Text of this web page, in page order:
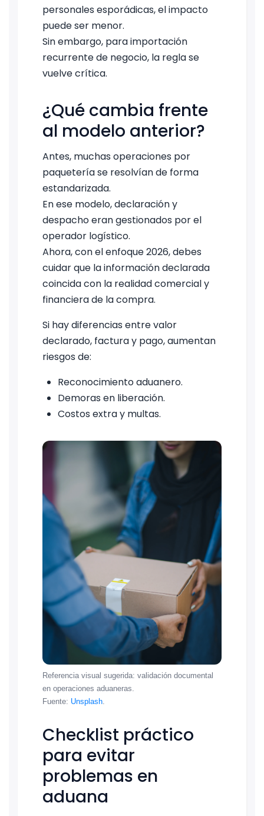
personales esporádicas, el impacto
puede ser menor.
Sin embargo, para importación
recurrente de negocio, la regla se
vuelve crítica.
¿Qué cambia frente
al modelo anterior?
Antes, muchas operaciones por
paquetería se resolvían de forma
estandarizada.
En ese modelo, declaración y
despacho eran gestionados por el
operador logístico.
Ahora, con el enfoque 2026, debes
cuidar que la información declarada
coincida con la realidad comercial y
financiera de la compra.
Si hay diferencias entre valor
declarado, factura y pago, aumentan
riesgos de:
Reconocimiento aduanero.
Demoras en liberación.
Costos extra y multas.
Referencia visual sugerida: validación documental
en operaciones aduaneras.
Fuente: Unsplash
Checklist práctico
para evitar
problemas en
aduana